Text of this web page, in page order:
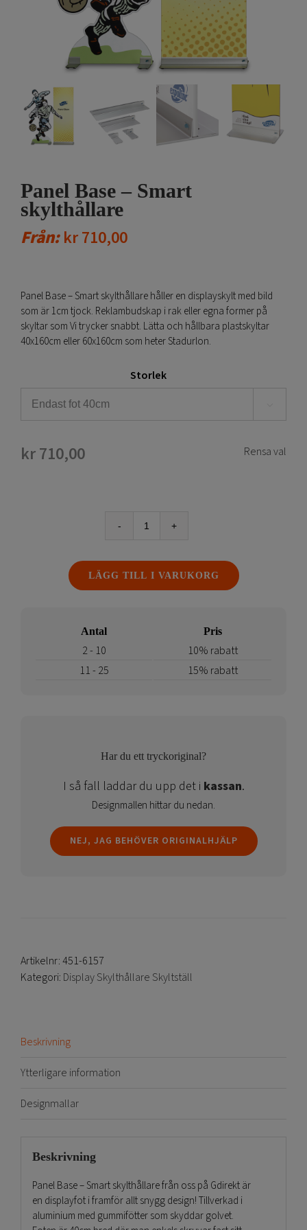
Panel Base – Smart
skylthållare
Från:kr710,00
Panel Base – Smart skylthållare håller en displayskylt med bild
som är 1cm tjock. Reklambudskap i rak eller egna former på
skyltar som Vi trycker snabbt. Lätta och hållbara plastskyltar
40x160cm eller 60x160cm som heter Stadurlon.
Storlek
kr710,00 Rensa val
Panel
-
Smart
LÄGG TILL I VARUKORG
Antal Pris
2 - 10
10% rabatt
11 - 25
15% rabatt
Har du ett tryckoriginal?
I så fall laddar du upp det i kassan.
Designmallen hittar du nedan.
NEJ, JAG BEHÖVER ORIGINALHJÄLP
Artikelnr:451-6157
Kategori: Display Skylthållare Skyltställ
Beskrivning
Ytterligare information
Designmallar
Beskrivning
Panel Base – Smart skylthållare från oss på Gdirekt är
en displayfot i framför allt snygg design! Tillverkad i
aluminium med gummifötter som skyddar golvet.